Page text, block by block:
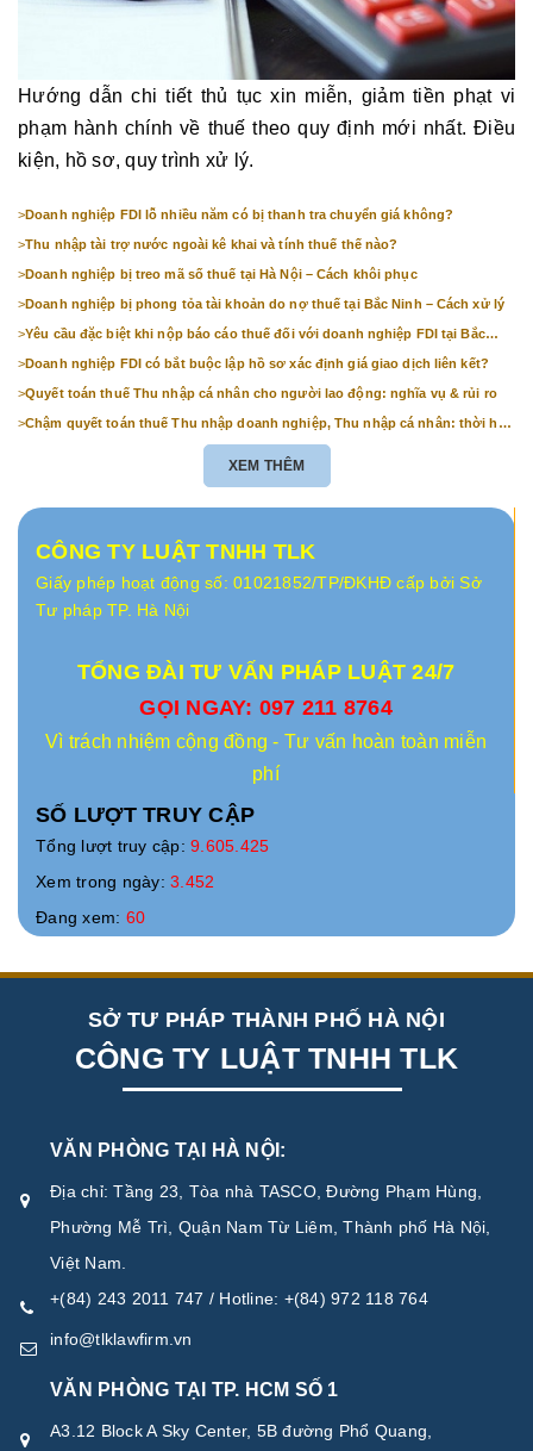
Hướng dẫn chi tiết thủ tục xin miễn, giảm tiền phạt vi
phạm hành chính về thuế theo quy định mới nhất. Điều
kiện, hồ sơ, quy trình xử lý.
>Doanh nghiệp FDI lỗ nhiều năm có bị thanh tra chuyển giá không?
>Thu nhập tài trợ nước ngoài kê khai và tính thuế thế nào?
>Doanh nghiệp bị treo mã số thuế tại Hà Nội – Cách khôi phục
>Doanh nghiệp bị phong tỏa tài khoản do nợ thuế tại Bắc Ninh – Cách xử lý
>Yêu cầu đặc biệt khi nộp báo cáo thuế đối với doanh nghiệp FDI tại Bắc
>Doanh nghiệp FDI có bắt buộc lập hồ sơ xác định giá giao dịch liên kết?
>Quyết toán thuế Thu nhập cá nhân cho người lao động: nghĩa vụ & rủi ro
>Chậm quyết toán thuế Thu nhập doanh nghiệp, Thu nhập cá nhân: thời hạn
XEM THÊM
CÔNG TY LUẬT TNHH TLK
Giấy phép hoạt động số: 01021852/TP/ĐKHĐ cấp bởi Sở
Tư pháp TP. Hà Nội
TỔNG ĐÀI TƯ VẤN PHÁP LUẬT 24/7
GỌI NGAY: 097 211 8764
Vì trách nhiệm cộng đồng - Tư vấn hoàn toàn miễn
phí
SỐ LƯỢT TRUY CẬP
Tổng lượt truy cập: 9.605.425
Xem trong ngày: 3.452
Đang xem: 60
SỞ TƯ PHÁP THÀNH PHỐ HÀ NỘI
CÔNG TY LUẬT TNHH TLK
VĂN PHÒNG TẠI HÀ NỘI:
Địa chỉ: Tầng 23, Tòa nhà TASCO, Đường Phạm Hùng,
Phường Mễ Trì, Quận Nam Từ Liêm, Thành phố Hà Nội,
Việt Nam.
+(84) 243 2011 747 / Hotline: +(84) 972 118 764
info@tlklawfirm.vn
VĂN PHÒNG TẠI TP. HCM SỐ 1
A3.12 Block A Sky Center, 5B đường Phổ Quang,